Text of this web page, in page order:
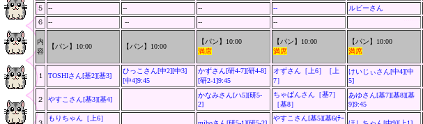
５ -- -- -- -- ルビーさん
６
-- -- -- --
内
容
【パン】10:00 【パン】10:00
【パン】10:00
満席
【パン】10:00
満席
【パン】10:00
満席
1 TOSHIさん[基2][基3]
ひっこさん[中2][中3]
[中4]9:45
かずさん[研4-7][研4-8]
[研2-1]9:45
オずさん［上6］［上
7］
けいじぃさん[中4][中
5]
２ やすこさん[基3][基4]
かなみさん[ハ5][研5-
2]
ちゃぱんさん［基7］
［基8］
あゆさん[基7][基8][基
9]9:45
もりちゃん［上6］
やすこさん[基5][基6(ﾁｰ